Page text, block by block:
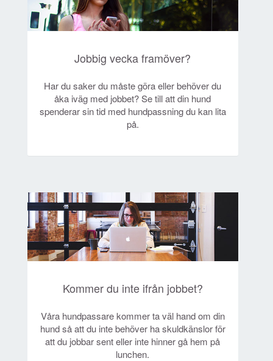
Jobbig vecka framöver?
Har du saker du måste göra eller behöver du
åka iväg med jobbet? Se till att din hund
spenderar sin tid med hundpassning du kan lita
på.
Kommer du inte ifrån jobbet?
Våra hundpassare kommer ta väl hand om din
hund så att du inte behöver ha skuldkänslor för
att du jobbar sent eller inte hinner gå hem på
lunchen.